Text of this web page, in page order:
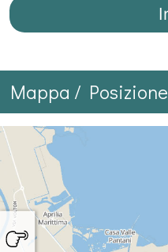
Mappa / Posizione